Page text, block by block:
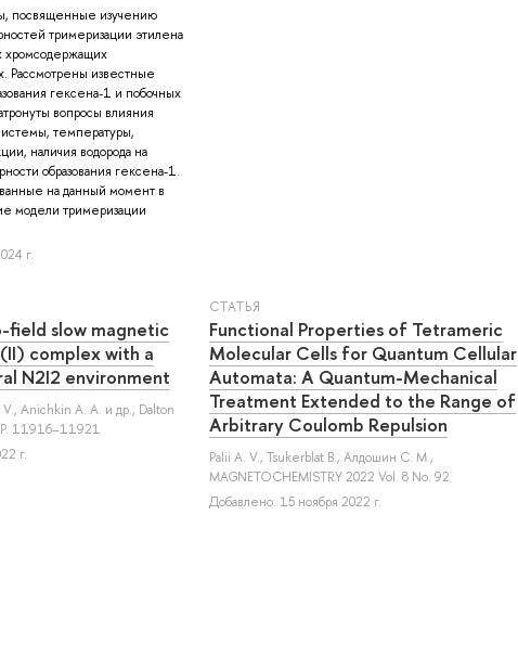
посвященные изучению
тримеризации этилена
хромсодержащих
Рассмотрены известные
гексена-1 и побочных
вопросы влияния
температуры,
наличия водорода на
образования гексена-1.
на данный момент в
модели тримеризации
г.
field slow magnetic
complex with a
N2I2 environment
, Anichkin A. A. и др., Dalton
P. 11916–11921
г.
СТАТЬЯ
Functional Properties of Tetrameric
Molecular Cells for Quantum Cellular
Automata: A Quantum-Mechanical
Treatment Extended to the Range of
Arbitrary Coulomb Repulsion
Palii A. V.,Tsukerblat B.,Алдошин С. М.,
MAGNETOCHEMISTRY 2022 Vol. 8 No. 92
Добавлено: 15 ноября 2022 г.